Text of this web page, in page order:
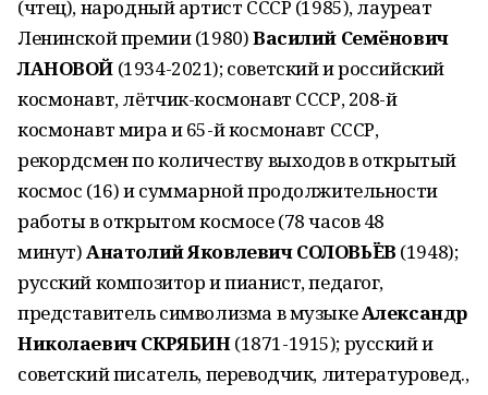
(чтец), народный артист СССР (1985), лауреат
Ленинской премии (1980)Василий Семёнович
ЛАНОВОЙ (1934-2021); советский и российский
космонавт, лётчик-космонавт СССР, 208-й
космонавт мира и 65-й космонавт СССР,
рекордсмен по количеству выходов в открытый
космос (16) и суммарной продолжительности
работы в открытом космосе (78 часов 48
минут)Анатолий Яковлевич СОЛОВЬЁВ (1948);
русский композитор и пианист, педагог,
представитель символизма в музыкеАлександр
Николаевич СКРЯБИН(1871-1915); русский и
советский писатель, переводчик, литературовед.,